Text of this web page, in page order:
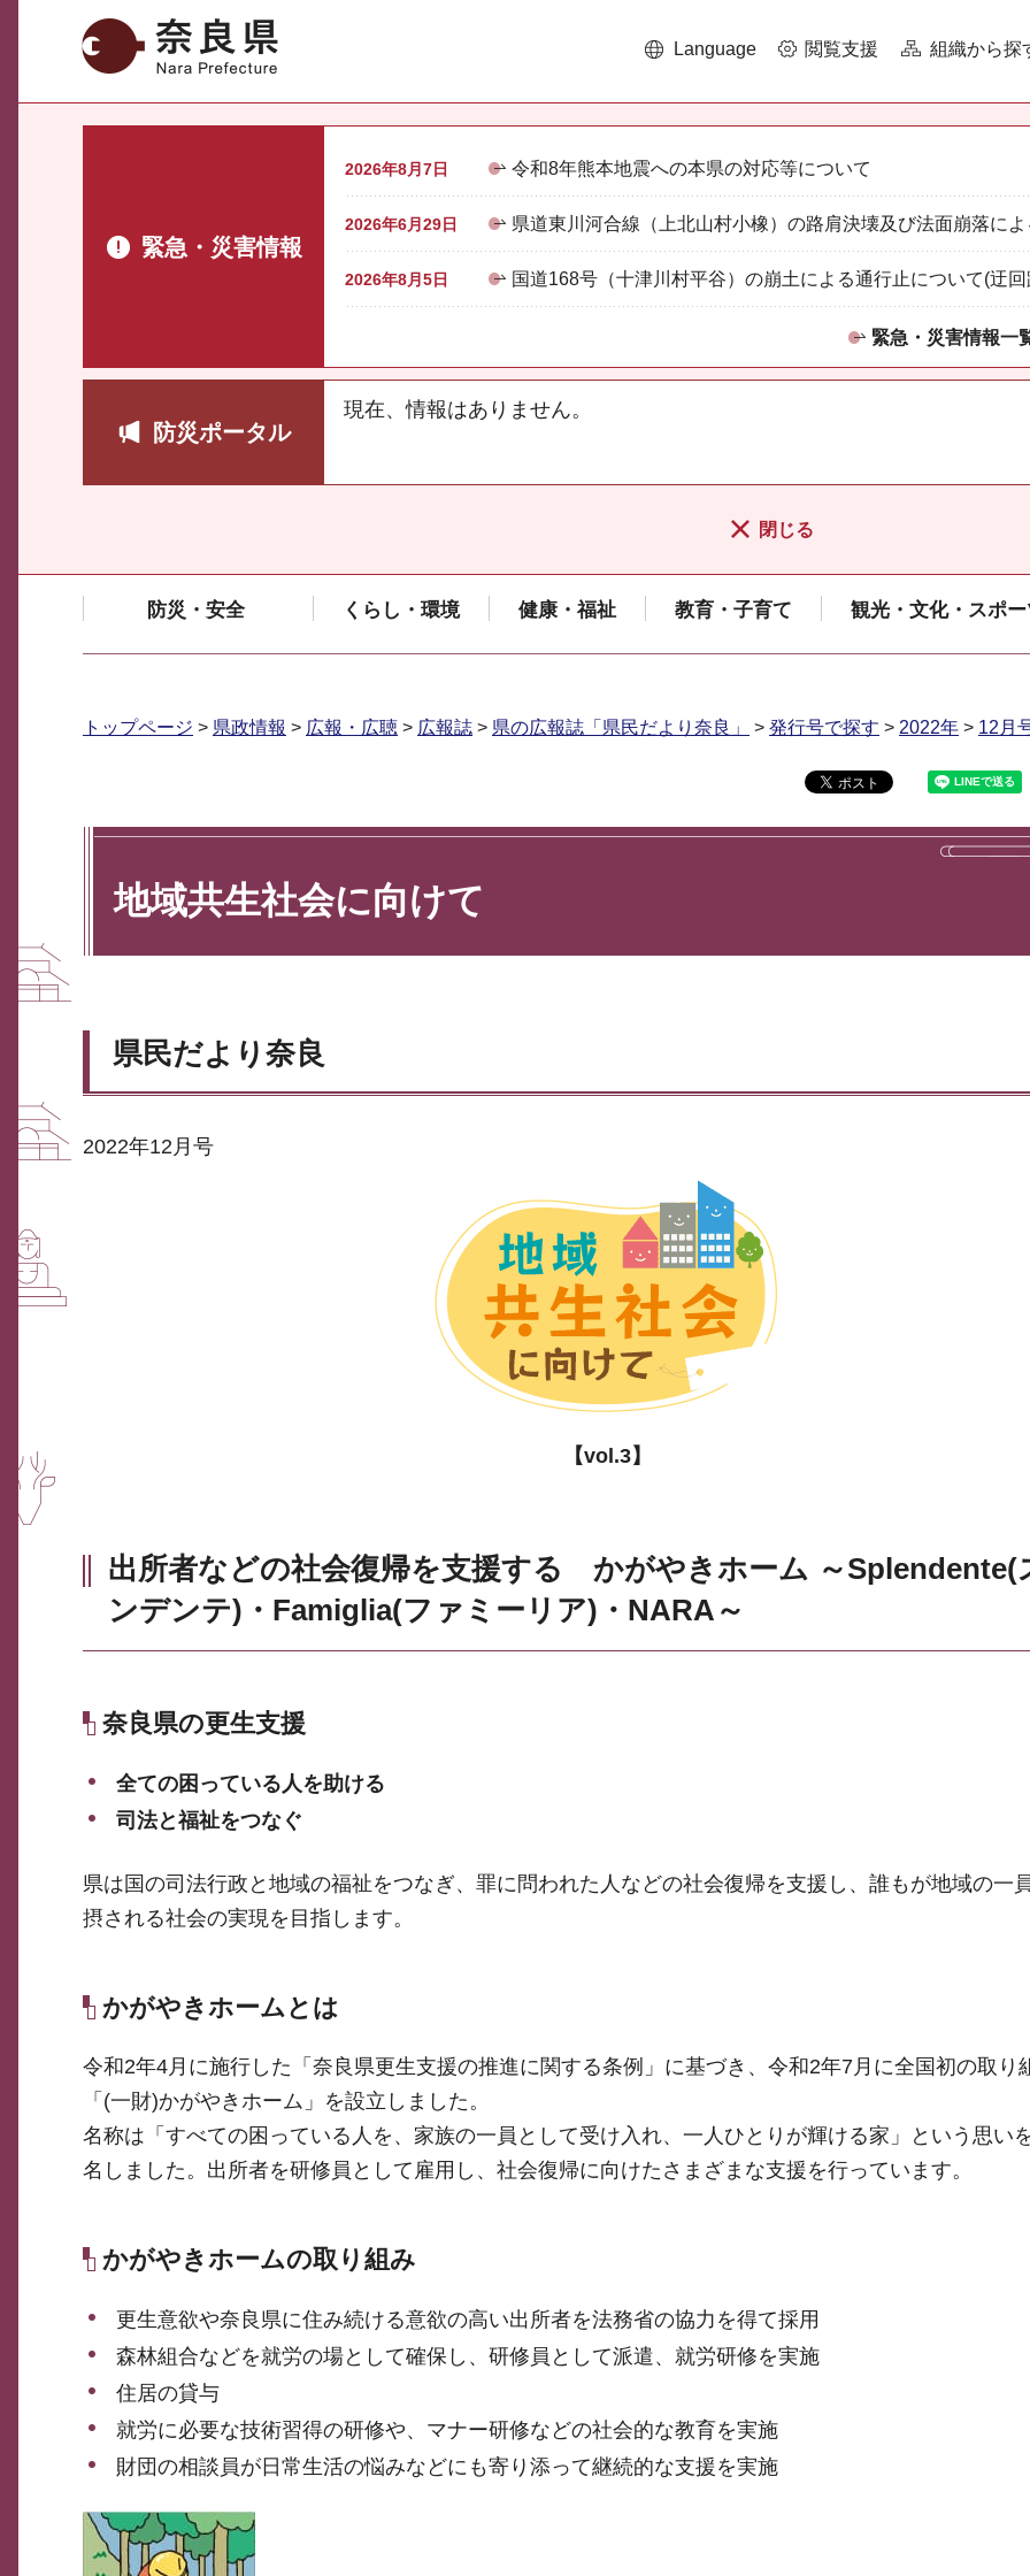
奈良県 Language 閲覧支援 組織から探
緊急・災害情報
2026年8月7日 令和8年熊本地震への本県の対応等について
2026年6月29日 県道東川河合線（上北山村小橡）の路肩決壊及び法面崩落に
2026年8月5日 国道168号（十津川村平谷）の崩土による通行止について(迂
緊急・災害情報一
防災ポータル
現在、情報はありません。
閉じる
防災・安全 くらし・環境 健康・福祉 教育・子育て 観光・文化・スポー
トップページ > 県政情報 > 広報・広聴 > 広報誌 > 県の広報誌「県民だより奈良」 > 発行号で探す > 2022年 > 12月
地域共生社会に向けて
県民だより奈良
2022年12月号
【vol.3】
出所者などの社会復帰を支援する かがやきホーム ～Splendente(
ンデンテ)・Famiglia(ファミーリア)・NARA～
奈良県の更生支援
全ての困っている人を助ける
司法と福祉をつなぐ
県は国の司法行政と地域の福祉をつなぎ、罪に問われた人などの社会復帰を支援し、誰もが地域の一
摂される社会の実現を目指します。
かがやきホームとは
令和2年4月に施行した「奈良県更生支援の推進に関する条例」に基づき、令和2年7月に全国初の取り
「(一財)かがやきホーム」を設立しました。
名称は「すべての困っている人を、家族の一員として受け入れ、一人ひとりが輝ける家」という思い
名しました。出所者を研修員として雇用し、社会復帰に向けたさまざまな支援を行っています。
かがやきホームの取り組み
更生意欲や奈良県に住み続ける意欲の高い出所者を法務省の協力を得て採用
森林組合などを就労の場として確保し、研修員として派遣、就労研修を実施
住居の貸与
就労に必要な技術習得の研修や、マナー研修などの社会的な教育を実施
財団の相談員が日常生活の悩みなどにも寄り添って継続的な支援を実施